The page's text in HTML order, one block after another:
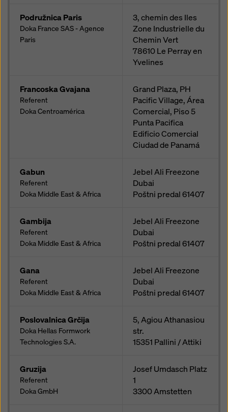
Podružnica Paris
Doka France SAS - Agence
Paris
3, chemin des Iles
Zone Industrielle du
Chemin Vert
78610Le Perray en
Yvelines
Francoska Gvajana
Referent
Doka Centroamérica
Grand Plaza, PH
Pacific Village, Área
Comercial, Piso 5
Punta Pacifica
Edificio Comercial
Ciudad de Panamá
Gabun
Referent
Doka Middle East & Africa
Jebel Ali Freezone
Dubai
Poštni predal61407
Gambija
Referent
Doka Middle East & Africa
Jebel Ali Freezone
Dubai
Poštni predal61407
Gana
Referent
Doka Middle East & Africa
Jebel Ali Freezone
Dubai
Poštni predal61407
Poslovalnica Grčija
Doka Hellas Formwork
Technologies S.A.
5, Agiou Athanasiou
str.
15351 Pallini / Attiki
Gruzija
Referent
Doka GmbH
Josef Umdasch Platz
1
3300Amstetten